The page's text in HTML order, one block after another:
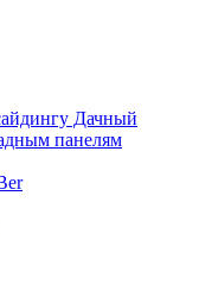
Дачный
панелям